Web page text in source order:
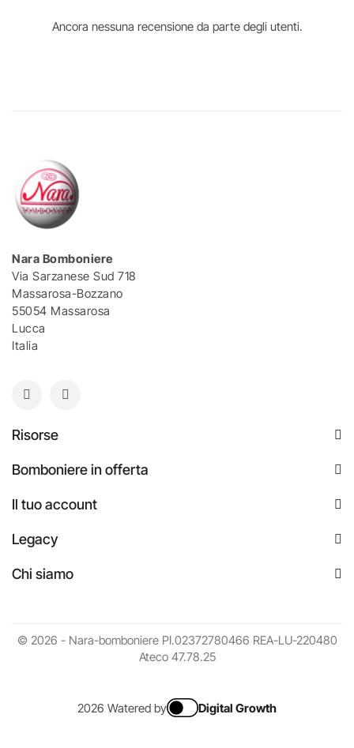
Ancora nessuna recensione da parte degli utenti.
Nara Bomboniere
Via Sarzanese Sud 718
Massarosa-Bozzano
55054 Massarosa
Lucca
Italia
Risorse
Bomboniere in offerta
Il tuo account
Legacy
Chi siamo
© 2026 - Nara-bomboniere PI.02372780466 REA-LU-220480
Ateco 47.78.25
2026 Watered by Digital Growth